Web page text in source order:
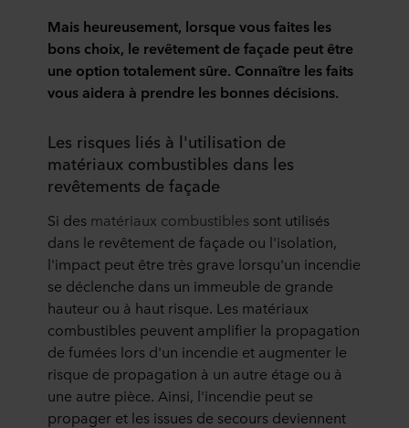
Mais heureusement, lorsque vous faites les
bons choix, le revêtement de façade peut être
une option totalement sûre. Connaître les faits
vous aidera à prendre les bonnes décisions.
Les risques liés à l'utilisation de
matériaux combustibles dans les
revêtements de façade
Si des matériaux combustibles sont utilisés
dans le revêtement de façade ou l'isolation,
l'impact peut être très grave lorsqu'un incendie
se déclenche dans un immeuble de grande
hauteur ou à haut risque. Les matériaux
combustibles peuvent amplifier la propagation
de fumées lors d'un incendie et augmenter le
risque de propagation à un autre étage ou à
une autre pièce. Ainsi, l'incendie peut se
propager et les issues de secours deviennent